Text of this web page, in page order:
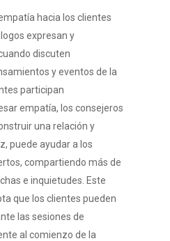
hacia los clientes
expresan y
discuten
y eventos de la
participan
empatía, los consejeros
una relación y
puede ayudar a los
compartiendo más de
e inquietudes. Este
que los clientes pueden
las sesiones de
al comienzo de la